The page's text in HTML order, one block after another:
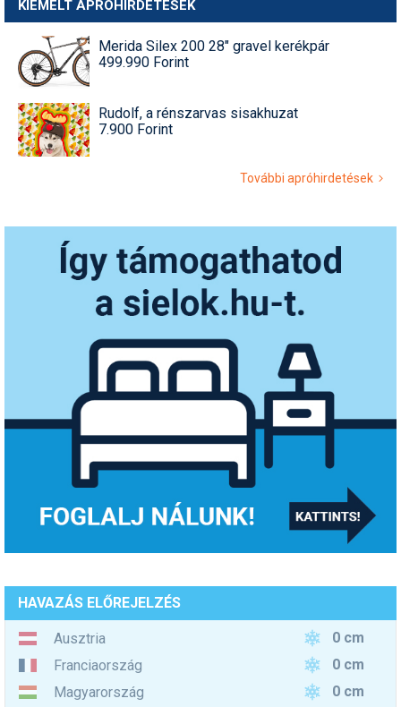
KIEMELT APRÓHIRDETÉSEK
Merida Silex 200 28" gravel kerékpár
499.990 Forint
Rudolf, a rénszarvas sisakhuzat
7.900 Forint
További apróhirdetések
HAVAZÁS ELŐREJELZÉS
Ausztria
0 cm
Franciaország
0 cm
Magyarország
0 cm